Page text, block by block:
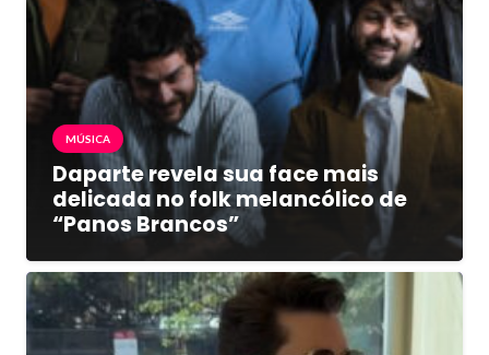
MÚSICA
Daparte revela sua face mais
delicada no folk melancólico de
“Panos Brancos”